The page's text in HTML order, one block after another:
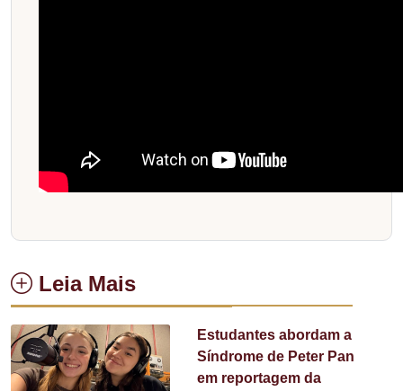
Leia Mais
Estudantes abordam a
Síndrome de Peter Pan
em reportagem da